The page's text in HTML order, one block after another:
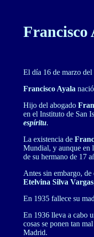
Francisco
El día 16 de marzo
Francisco Ayala
Hijo del abogado
en el Instituto de San
espíritu.
La existencia de
Mundial, y aunque en
de su hermano de 17
Antes sin embargo, de
Etelvina Silva Vargas
En 1935 fallece su
En 1936 lleva a cabo
cosas se ponen tan
Madrid.